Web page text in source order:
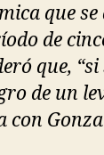
que
de
que,
de un
con